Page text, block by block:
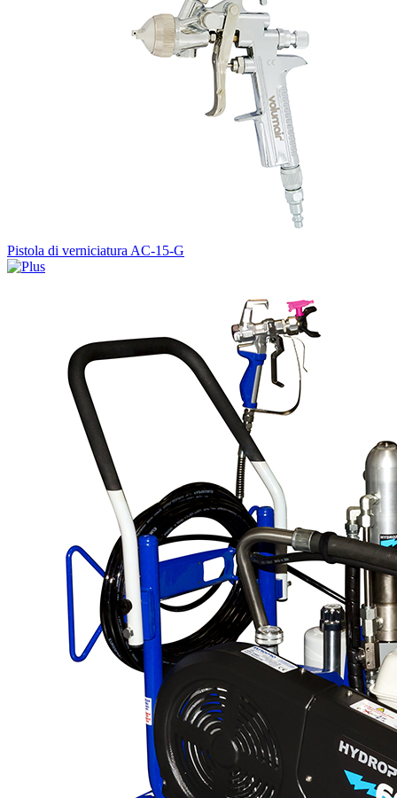
Pistola di verniciatura AC-15-G